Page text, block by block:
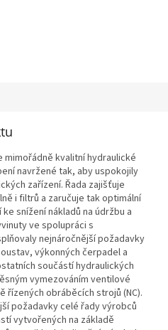
mimořádně kvalitní hydraulické
navržené tak, aby uspokojily
zařízení. Řada zajišťuje
i filtrů a zaručuje tak optimální
snížení nákladů na údržbu a
ve spolupráci s
nejnáročnější požadavky
výkonných čerpadel a
součástí hydraulických
vymezováním ventilové
řízených obráběcích strojů (NC).
požadavky celé řady výrobců
vytvořených na základě